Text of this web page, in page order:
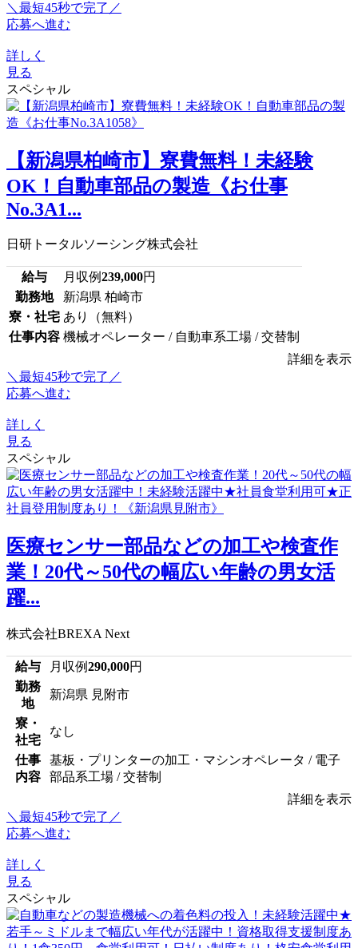
＼最短45秒で完了／
応募へ進む
詳しく
見る
スペシャル
【新潟県柏崎市】寮費無料！未経験
OK！自動車部品の製造《お仕事
No.3A1...
日研トータルソーシング株式会社
給与 月収例239,000円
勤務地
新潟県 柏崎市
寮・社宅 あり（無料）
仕事内容 機械オペレーター / 自動車系工場 / 交替制
詳細を表示
＼最短45秒で完了／
応募へ進む
詳しく
見る
スペシャル
医療センサー部品などの加工や検査作
業！20代～50代の幅広い年齢の男女活
躍...
株式会社BREXA Next
給与 月収例290,000円
勤務
地
新潟県 見附市
寮・
社宅
なし
仕事
内容
基板・プリンターの加工・マシンオペレータ / 電子
部品系工場 / 交替制
詳細を表示
＼最短45秒で完了／
応募へ進む
詳しく
見る
スペシャル